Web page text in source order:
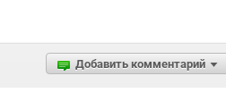
Добавить комментарий